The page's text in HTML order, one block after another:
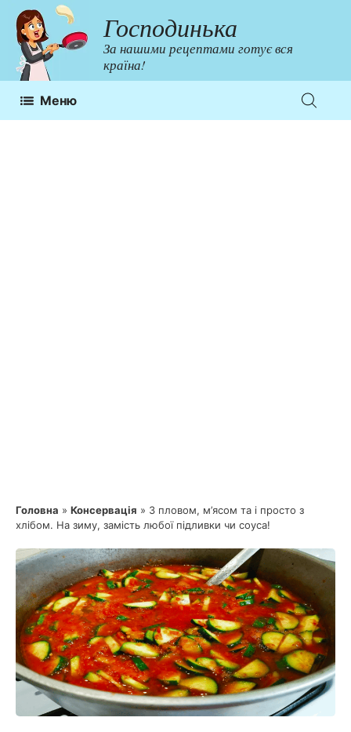
Перейти
до
контенту
Господинька
За нашими рецептами готує вся
країна!
Меню
Головна » Консервація » З пловом, м’ясом та і просто з
хлібом. На зиму, замість любої підливки чи соуса!